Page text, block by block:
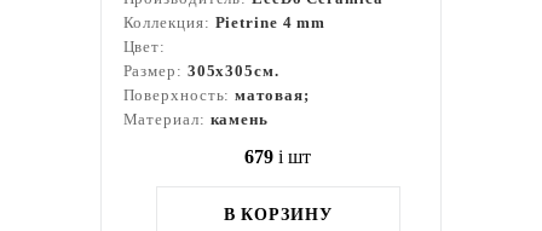
Коллекция: Pietrine 4 mm
Цвет:
Размер: 305x305см.
Поверхность:матовая;
Материал: камень
679 i шт
В КОРЗИНУ